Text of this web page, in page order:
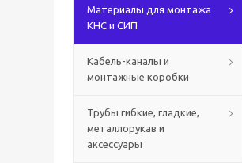
Материалы для монтажа
КНС и СИП
Кабель-каналы и
монтажные коробки
Трубы гибкие, гладкие,
металлорукав и
аксессуары